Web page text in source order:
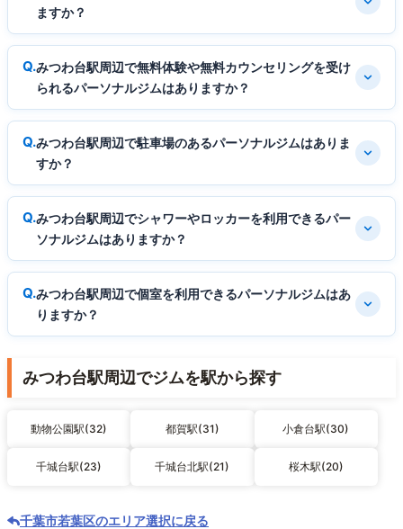
ますか？
みつわ台駅周辺で無料体験や無料カウンセリングを受け
られるパーソナルジムはありますか？
みつわ台駅周辺で駐車場のあるパーソナルジムはありま
すか？
みつわ台駅周辺でシャワーやロッカーを利用できるパー
ソナルジムはありますか？
みつわ台駅周辺で個室を利用できるパーソナルジムはあ
りますか？
みつわ台駅周辺でジムを駅から探す
動物公園駅(32) 都賀駅(31) 小倉台駅(30)
千城台駅(23) 千城台北駅(21) 桜木駅(20)
千葉市若葉区のエリア選択に戻る